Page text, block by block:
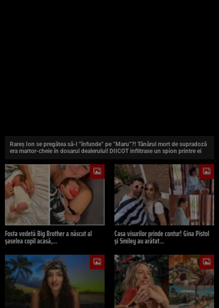
Rareș Ion se pregătea să-l ”înfunde” pe ”Maru”?! Tânărul mort de supradoză
era martor-cheie în dosarul dealerului! DIICOT infiltrase un spion printre ei
Fosta vedetă Big Brother a născut al
șaselea copil acasă,…
Casa visurilor prinde contur! Gina Pistol
și Smiley au arătat…